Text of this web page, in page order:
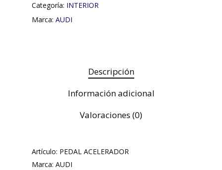
Categoría: INTERIOR
Marca: AUDI
Descripción
Información adicional
Valoraciones (0)
Artículo: PEDAL ACELERADOR
Marca: AUDI